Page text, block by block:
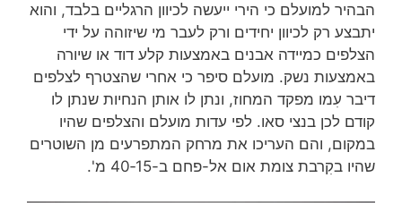
הבהיר למועלם כי הירי ייעשה לכיוון הרגליים בלבד, והוא
יתבצע רק לכיוון יחידים ורק לעבר מי שיזוהה על ידי
הצלפים כמיידה אבנים באמצעות קלע דוד או שיורה
באמצעות נשק. מועלם סיפר כי אחרי שהצטרף לצלפים
דיבר עִמו מפקד המחוז, ונתן לו אותן הנחיות שנתן לו
קודם לכן בנצי סאו. לפי עדות מועלם והצלפים שהיו
במקום, והם העריכו את מרחק המתפרעים מן השוטרים
שהיו בקִרבת צומת אום אל-פחם ב-15‑40 מ'.